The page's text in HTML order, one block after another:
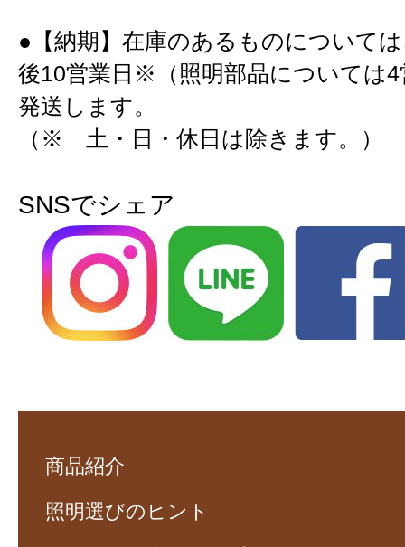
●【納期】在庫のあるものについて
後10営業日※（照明部品については4
発送します。
（※ 土・日・休日は除きます。）
SNSでシェア
商品紹介
照明選びのヒント